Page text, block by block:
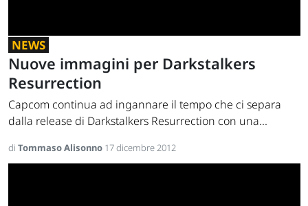
NEWS
Nuove immagini per Darkstalkers
Resurrection
Capcom continua ad ingannare il tempo che ci separa
dalla release di Darkstalkers Resurrection con una...
di Tommaso Alisonno 17 dicembre 2012